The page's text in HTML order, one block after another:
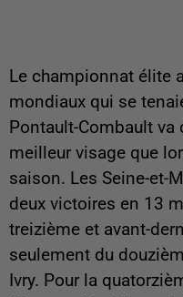
Le championnat élite
mondiaux qui se
Pontault-Combault va
meilleur visage que
saison. Les Seine-et-
deux victoires en 13
treizième et avant-
seulement du
Ivry. Pour la